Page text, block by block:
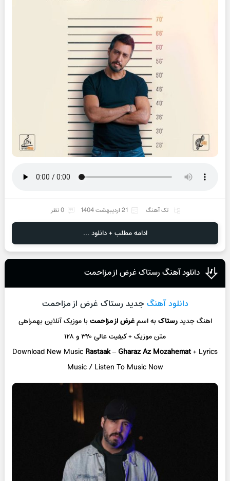
تک آهنگ 21 اردیبهشت 1404 0 نظر
ادامه مطلب + دانلود ...
دانلود آهنگ رستاک غرض از مزاحمت
دانلود آهنگ جدید رستاک غرض از مزاحمت
اهنگ جدیدرستاکبه اسمغرض از مزاحمتبا موزیک آنلاین بهمراهی
متن موزیک + کیفیت عالی ۳۲۰ و ۱۲۸
Download New Music Rastaak– Gharaz Az Mozahemat+ Lyrics
Music / Listen To Music Now